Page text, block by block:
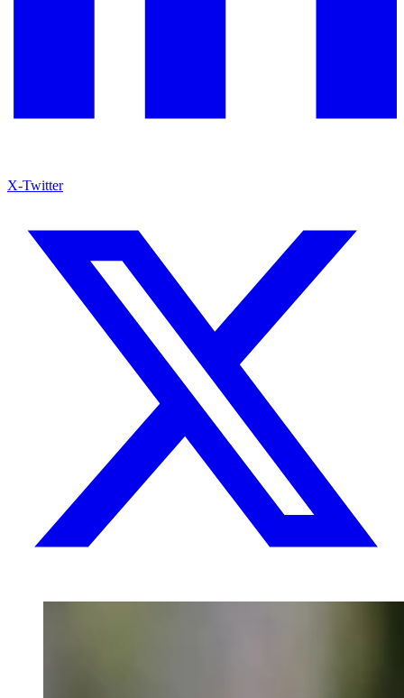
X-Twitter